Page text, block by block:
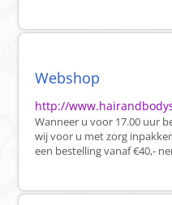
Webshop
http://
Wanneer u voor 17.00 uur
wij voor u met zorg
een bestelling vanaf €40,-